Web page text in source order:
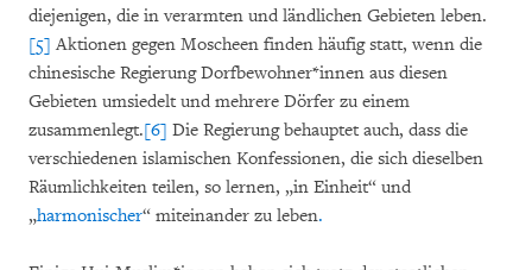
diejenigen, die in verarmten und ländlichen Gebieten leben.
[5] Aktionen gegen Moscheen finden häufig statt, wenn die
chinesische Regierung Dorfbewohner*innen aus diesen
Gebieten umsiedelt und mehrere Dörfer zu einem
zusammenlegt.[6] Die Regierung behauptet auch, dass die
verschiedenen islamischen Konfessionen, die sich dieselben
Räumlichkeiten teilen, so lernen, „in Einheit“ und
„harmonischer“ miteinander zu leben.